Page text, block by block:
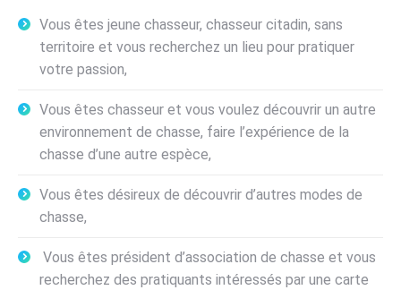
Vous êtes jeune chasseur, chasseur citadin, sans
territoire et vous recherchez un lieu pour pratiquer
votre passion,
Vous êtes chasseur et vous voulez découvrir un autre
environnement de chasse, faire l’expérience de la
chasse d’une autre espèce,
Vous êtes désireux de découvrir d’autres modes de
chasse,
Vous êtes président d’association de chasse et vous
recherchez des pratiquants intéressés par une carte